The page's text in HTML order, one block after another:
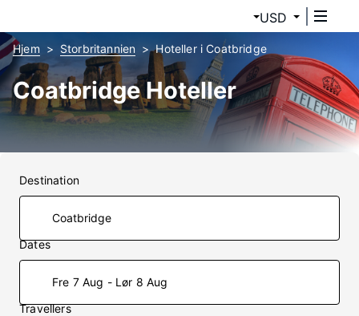
USD
Hjem Storbritannien Hoteller i Coatbridge
Coatbridge Hoteller
Destination
Dates
Fre 7 Aug - Lør 8 Aug
Travellers